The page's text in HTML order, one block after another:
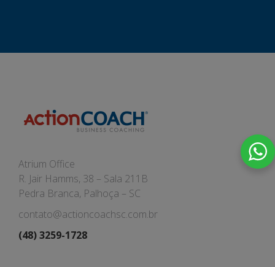
Atrium Office
R. Jair Hamms, 38 – Sala 211B
Pedra Branca, Palhoça – SC
contato@actioncoachsc.com.br
(48) 3259-1728